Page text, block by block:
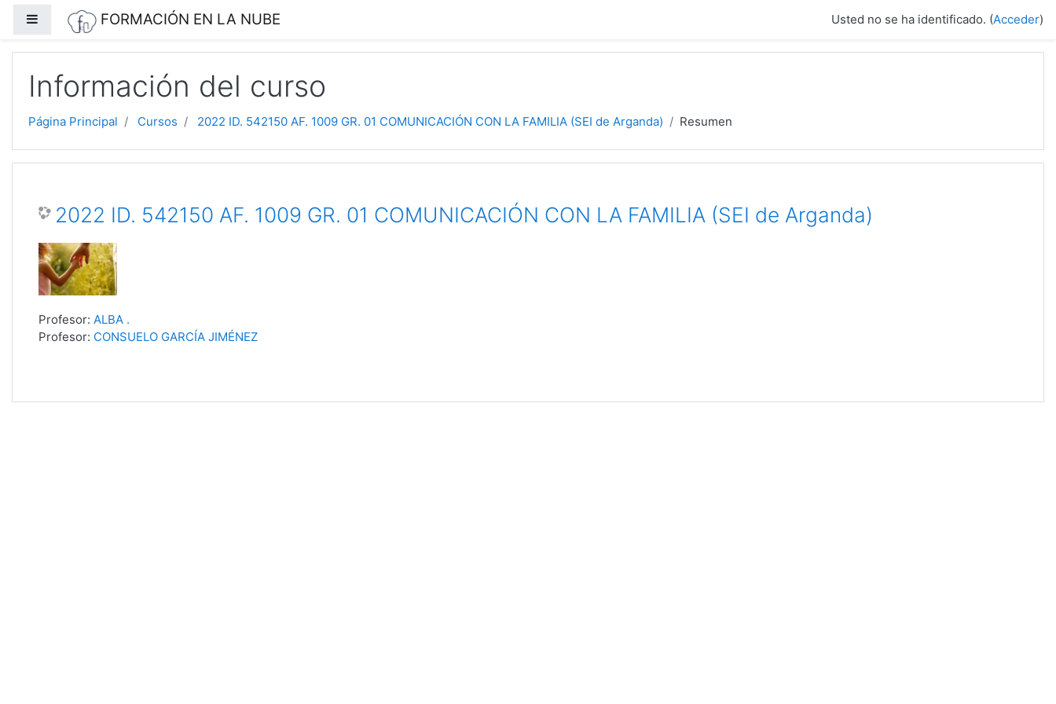
Saltar a contenido principal
Panel lateralFORMACIÓN EN LA NUBE Usted no se ha identificado. (Acceder)
Información del curso
Página Principal Cursos 2022 ID. 542150 AF. 1009 GR. 01 COMUNICACIÓN CON LA FAMILIA (SEI de Arganda) Resumen
2022 ID. 542150 AF. 1009 GR. 01 COMUNICACIÓN CON LA FAMILIA (SEI de Arganda)
Profesor: ALBA .
Profesor: CONSUELO GARCÍA JIMÉNEZ